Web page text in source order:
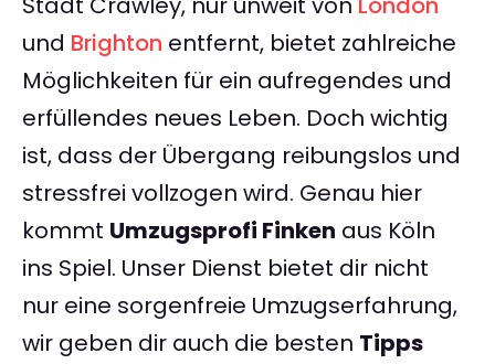
und Brighton entfernt, bietet zahlreiche
Möglichkeiten für ein aufregendes und
erfüllendes neues Leben. Doch wichtig
ist, dass der Übergang reibungslos und
stressfrei vollzogen wird. Genau hier
kommt Umzugsprofi Finken aus Köln
ins Spiel. Unser Dienst bietet dir nicht
nur eine sorgenfreie Umzugserfahrung,
wir geben dir auch die besten Tipps